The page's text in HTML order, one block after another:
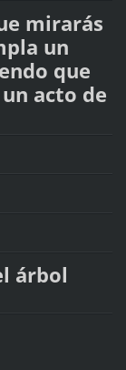
mirarás
un
que
acto de
árbol